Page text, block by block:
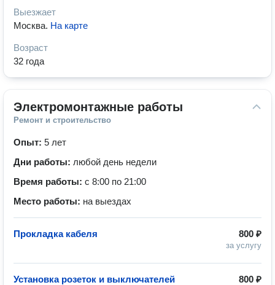
Выезжает
Москва. На карте
Возраст
32 года
Электромонтажные работы
Ремонт и строительство
Опыт: 5 лет
Дни работы: любой день недели
Время работы: с 8:00 по 21:00
Место работы: на выездах
800 ₽
за услугу
Прокладка кабеля
800 ₽
Установка розеток и выключателей